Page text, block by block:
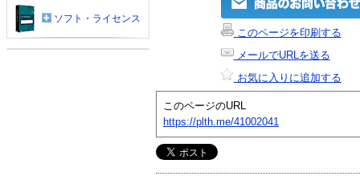
このページを印刷する
メールでURLを送る
お気に入りに追加する
このページのURL
https://plth.me/41002041
ソフト・ライセンス